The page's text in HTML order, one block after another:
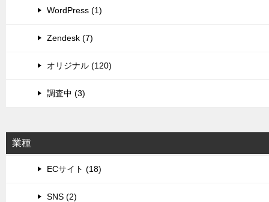
WordPress (1)
Zendesk (7)
オリジナル (120)
調査中 (3)
業種
ECサイト (18)
SNS (2)